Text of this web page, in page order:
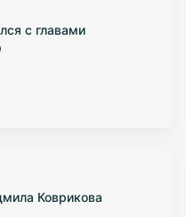
с главами
Коврикова